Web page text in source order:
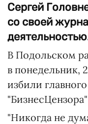
Сергей
со своей
В Подольском
в понедельник,
избили
"Никогда не